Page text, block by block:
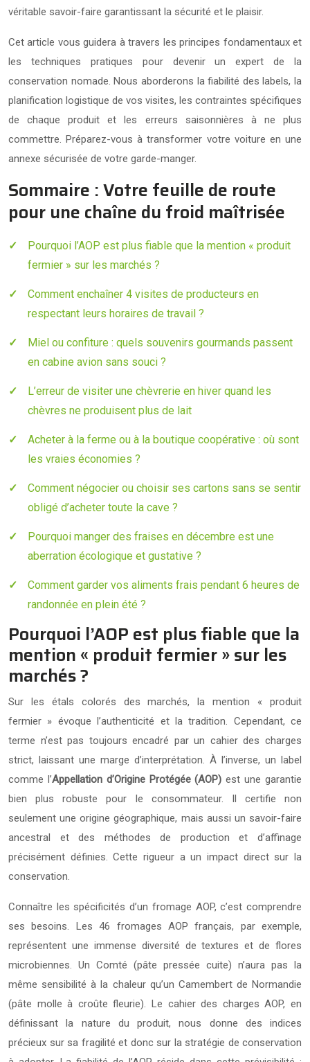
véritable savoir-faire garantissant la sécurité et le plaisir.
Cet article vous guidera à travers les principes fondamentaux et
les techniques pratiques pour devenir un expert de la
conservation nomade. Nous aborderons la fiabilité des labels, la
planification logistique de vos visites, les contraintes spécifiques
de chaque produit et les erreurs saisonnières à ne plus
commettre. Préparez-vous à transformer votre voiture en une
annexe sécurisée de votre garde-manger.
Sommaire : Votre feuille de route
pour une chaîne du froid maîtrisée
Pourquoi l’AOP est plus fiable que la mention « produit
fermier » sur les marchés ?
Comment enchaîner 4 visites de producteurs en
respectant leurs horaires de travail ?
Miel ou confiture : quels souvenirs gourmands passent
en cabine avion sans souci ?
L’erreur de visiter une chèvrerie en hiver quand les
chèvres ne produisent plus de lait
Acheter à la ferme ou à la boutique coopérative : où sont
les vraies économies ?
Comment négocier ou choisir ses cartons sans se sentir
obligé d’acheter toute la cave ?
Pourquoi manger des fraises en décembre est une
aberration écologique et gustative ?
Comment garder vos aliments frais pendant 6 heures de
randonnée en plein été ?
Pourquoi l’AOP est plus fiable que la
mention « produit fermier » sur les
marchés ?
Sur les étals colorés des marchés, la mention « produit
fermier » évoque l’authenticité et la tradition. Cependant, ce
terme n’est pas toujours encadré par un cahier des charges
strict, laissant une marge d’interprétation. À l’inverse, un label
comme l’Appellation d’Origine Protégée (AOP) est une garantie
bien plus robuste pour le consommateur. Il certifie non
seulement une origine géographique, mais aussi un savoir-faire
ancestral et des méthodes de production et d’affinage
précisément définies. Cette rigueur a un impact direct sur la
conservation.
Connaître les spécificités d’un fromage AOP, c’est comprendre
ses besoins. Les 46 fromages AOP français, par exemple,
représentent une immense diversité de textures et de flores
microbiennes. Un Comté (pâte pressée cuite) n’aura pas la
même sensibilité à la chaleur qu’un Camembert de Normandie
(pâte molle à croûte fleurie). Le cahier des charges AOP, en
définissant la nature du produit, nous donne des indices
précieux sur sa fragilité et donc sur la stratégie de conservation